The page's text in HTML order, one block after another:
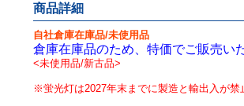
商品詳細
自社倉庫在庫品/未使用品
倉庫在庫品のため、特価でご販売い
<未使用品/新古品>
※蛍光灯は2027年末までに製造と輸出入が禁